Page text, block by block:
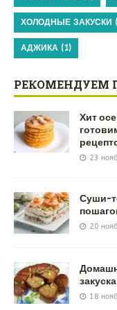
ХОЛОДНЫЕ ЗАКУСКИ
АДЖИКА (1)
РЕКОМЕНДУЕМ
Хит
23
Суши-
20
18